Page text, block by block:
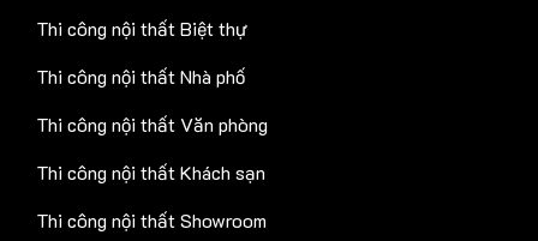
Thi công nội thất Biệt thự
Thi công nội thất Nhà phố
Thi công nội thất Văn phòng
Thi công nội thất Khách sạn
Thi công nội thất Showroom